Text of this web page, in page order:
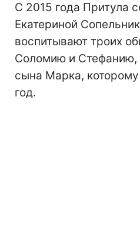
С 2015 года Притула
Екатериной
воспитывают троих
Соломию и Стефанию,
сына Марка,
год.